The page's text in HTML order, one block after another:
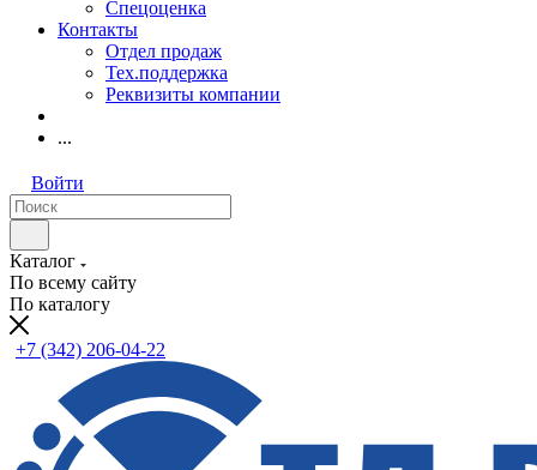
Спецоценка
Контакты
Отдел продаж
Тех.поддержка
Реквизиты компании
...
Войти
Каталог
По всему сайту
По каталогу
+7 (342) 206-04-22